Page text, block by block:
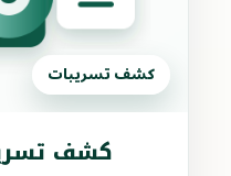
كشف تسريبات
كشف